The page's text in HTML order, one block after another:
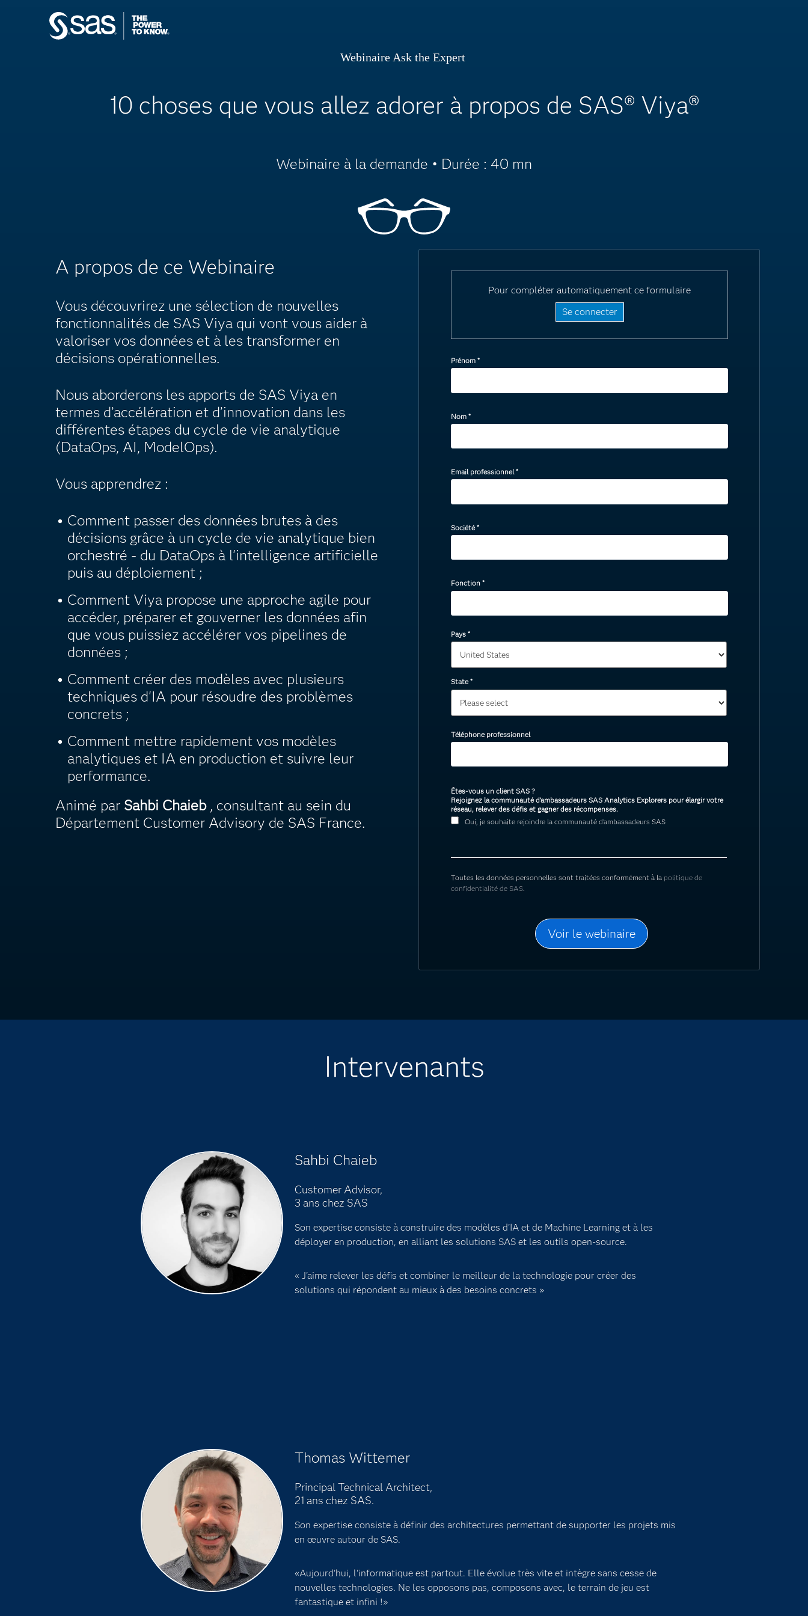
Webinaire Ask the Expert
10 choses que vous allez adorer à propos de SAS® Viya®
Webinaire à la demande • Durée : 40 mn
A propos de ce Webinaire
Vous découvrirez une sélection de nouvelles
fonctionnalités de SAS Viya qui vont vous aider à
valoriser vos données et à les transformer en
décisions opérationnelles.
Nous aborderons les apports de SAS Viya en
termes d’accélération et d’innovation dans les
différentes étapes du cycle de vie analytique
(DataOps, AI, ModelOps).
Vous apprendrez :
Comment passer des données brutes à des
décisions grâce à un cycle de vie analytique bien
orchestré - du DataOps à l'intelligence artificielle
puis au déploiement ;
Comment Viya propose une approche agile pour
accéder, préparer et gouverner les données afin
que vous puissiez accélérer vos pipelines de
données ;
Comment créer des modèles avec plusieurs
techniques d'IA pour résoudre des problèmes
concrets ;
Comment mettre rapidement vos modèles
analytiques et IA en production et suivre leur
performance.
Animé par Sahbi Chaieb , consultant au sein du
Département Customer Advisory de SAS France.
Pour compléter automatiquement ce formulaire
Se connecter
Prénom *
Nom *
Email professionnel*
Société*
Fonction *
Pays *
State*
Téléphone professionnel
Êtes-vous un client SAS ?
Rejoignez la communauté d’ambassadeurs SAS Analytics Explorers pour élargir votre
réseau, relever des défis et gagner des récompenses.
Oui, je souhaite rejoindre la communauté d’ambassadeurs SAS
Toutes les données personnelles sont traitées conformément à la politique de
confidentialité de SAS.
Intervenants
Sahbi Chaieb
Customer Advisor,
3 ans chez SAS
Son expertise consiste à construire des modèles d'IA et de Machine Learning et à les
déployer en production, en alliant les solutions SAS et les outils open-source.
« J'aime relever les défis et combiner le meilleur de la technologie pour créer des
solutions qui répondent au mieux à des besoins concrets »
Thomas Wittemer
Principal Technical Architect,
21 ans chez SAS.
Son expertise consiste à définir des architectures permettant de supporter les projets mis
en œuvre autour de SAS.
«Aujourd’hui, l’informatique est partout. Elle évolue très vite et intègre sans cesse de
nouvelles technologies. Ne les opposons pas, composons avec, le terrain de jeu est
fantastique et infini !»